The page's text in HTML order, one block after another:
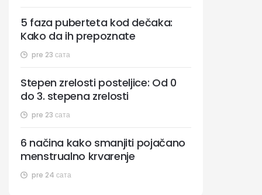
pre 23 сата
5 faza puberteta kod dečaka:
Kako da ih prepoznate
pre 23 сата
Stepen zrelosti posteljice: Od 0
do 3. stepena zrelosti
pre 24 сата
6 načina kako smanjiti pojačano
menstrualno krvarenje